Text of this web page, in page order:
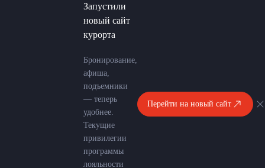
Запустили
новый сайт
курорта
Бронирование,
афиша,
подъемники
— теперь
удобнее.
Текущие
привилегии
программы
лояльности
Перейти на новый сайт